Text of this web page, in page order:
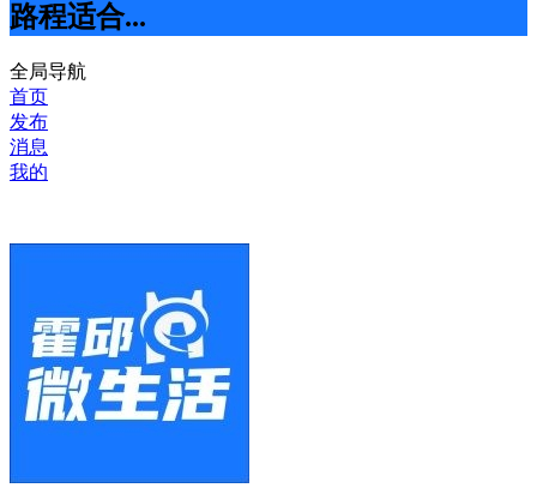
路程适合...
全局导航
首页
发布
消息
我的